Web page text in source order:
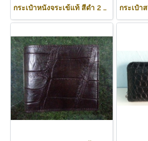
กระเป๋าหนังจระเข้แท้ สีดำ 2 หัว ส่วนหลัง #CRM470W-BL